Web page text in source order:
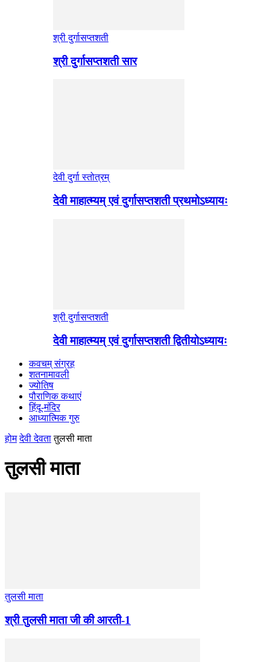
श्री दुर्गासप्तशती
श्री दुर्गासप्तशती सार
देवी दुर्गा स्तोत्रम्
देवी माहात्म्यम् एवं दुर्गासप्तशती प्रथमोऽध्यायः
श्री दुर्गासप्तशती
देवी माहात्म्यम् एवं दुर्गासप्तशती द्वितीयोऽध्यायः
कवचम् संग्रह
शतनामावली
ज्योतिष
पौराणिक कथाएं
हिंदू-मंदिर
आध्यात्मिक गुरु
होम देवी देवता तुलसी माता
तुलसी माता
तुलसी माता
श्री तुलसी माता जी की आरती-1